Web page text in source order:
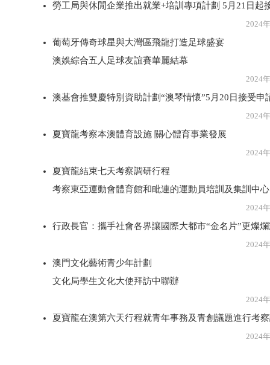
勞工局與休閒企業推出就業+培訓專項計劃 5月21日起
2024年5月20
葡萄牙傳奇球星與大灣區飛龍打造足球盛宴
澳娛綜合五人足球友誼賽華麗結幕
2024年5月20
澳基會推雙慶特別資助計劃“澳琴情懷”5月20日接受申
2024年5月19
夏寶龍考察本澳體育設施 關心體育事業發展
2024年5月19
夏寶龍結束七天考察調研行程
考察東亞運動會體育館和毗連的運動員培訓及集訓中心
2024年5月19
行政長官：攜手社會各界讓國際大都市“金名片”更燦
2024年5月19
澳門文化藝術青少年計劃
文化局學生文化大使拜訪中聯辦
2024年5月19
夏寶龍在澳第六天行程就青年事務及青創議題進行考
2024年5月18